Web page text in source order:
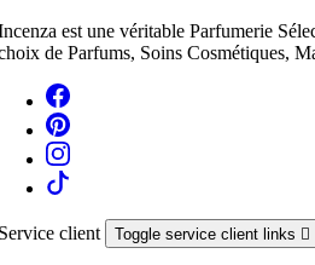
est une véritable Parfumerie
de Parfums, Soins Cosmétiques,
client Toggle service client links 